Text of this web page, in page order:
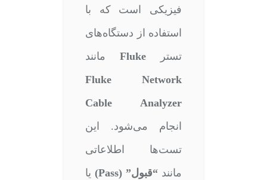
فیزیکی است که با
استفاده از دستگاه‌های
تستر Fluke مانند
Fluke Network
Cable Analyzer
انجام می‌شود. این
تست‌ها اطلاعاتی
مانند“قبول” (Pass)
یا